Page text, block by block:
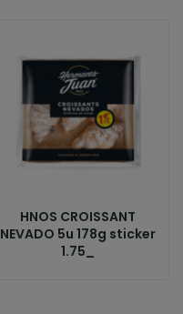
HNOS CROISSANT
NEVADO 5u 178g sticker
1.75_